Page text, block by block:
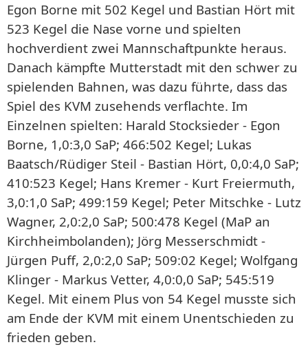
Egon Borne mit 502 Kegel und Bastian Hört mit
523 Kegel die Nase vorne und spielten
hochverdient zwei Mannschaftpunkte heraus.
Danach kämpfte Mutterstadt mit den schwer zu
spielenden Bahnen, was dazu führte, dass das
Spiel des KVM zusehends verflachte. Im
Einzelnen spielten: Harald Stocksieder - Egon
Borne, 1,0:3,0 SaP; 466:502 Kegel; Lukas
Baatsch/Rüdiger Steil - Bastian Hört, 0,0:4,0 SaP;
410:523 Kegel; Hans Kremer - Kurt Freiermuth,
3,0:1,0 SaP; 499:159 Kegel; Peter Mitschke - Lutz
Wagner, 2,0:2,0 SaP; 500:478 Kegel (MaP an
Kirchheimbolanden); Jörg Messerschmidt -
Jürgen Puff, 2,0:2,0 SaP; 509:02 Kegel; Wolfgang
Klinger - Markus Vetter, 4,0:0,0 SaP; 545:519
Kegel. Mit einem Plus von 54 Kegel musste sich
am Ende der KVM mit einem Unentschieden zu
frieden geben.